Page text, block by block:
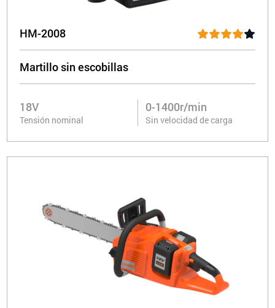
HM-2008
Martillo sin escobillas
18V
Tensión nominal
0-1400r/min
Sin velocidad de carga